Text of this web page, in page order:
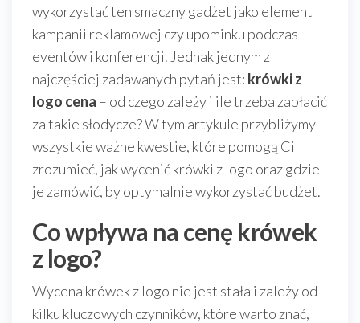
wykorzystać ten smaczny gadżet jako element
kampanii reklamowej czy upominku podczas
eventów i konferencji. Jednak jednym z
najczęściej zadawanych pytań jest: krówki z
logo cena – od czego zależy i ile trzeba zapłacić
za takie słodycze? W tym artykule przybliżymy
wszystkie ważne kwestie, które pomogą Ci
zrozumieć, jak wycenić krówki z logo oraz gdzie
je zamówić, by optymalnie wykorzystać budżet.
Co wpływa na cenę krówek
z logo?
Wycena krówek z logo nie jest stała i zależy od
kilku kluczowych czynników, które warto znać,